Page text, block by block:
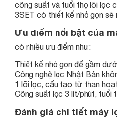
công suất và tuổi thọ lõi lọc
3SET có thiết kế nhỏ gọn sẽ
Ưu điểm nổi bật của
có nhiều ưu điểm như:
Thiết kế nhỏ gọn để gầm
Công nghệ lọc Nhật Bản
1 lõi lọc, cấu tạo từ than
Công suất lọc 3 lít/phút, tuổi
Đánh giá chi tiết máy